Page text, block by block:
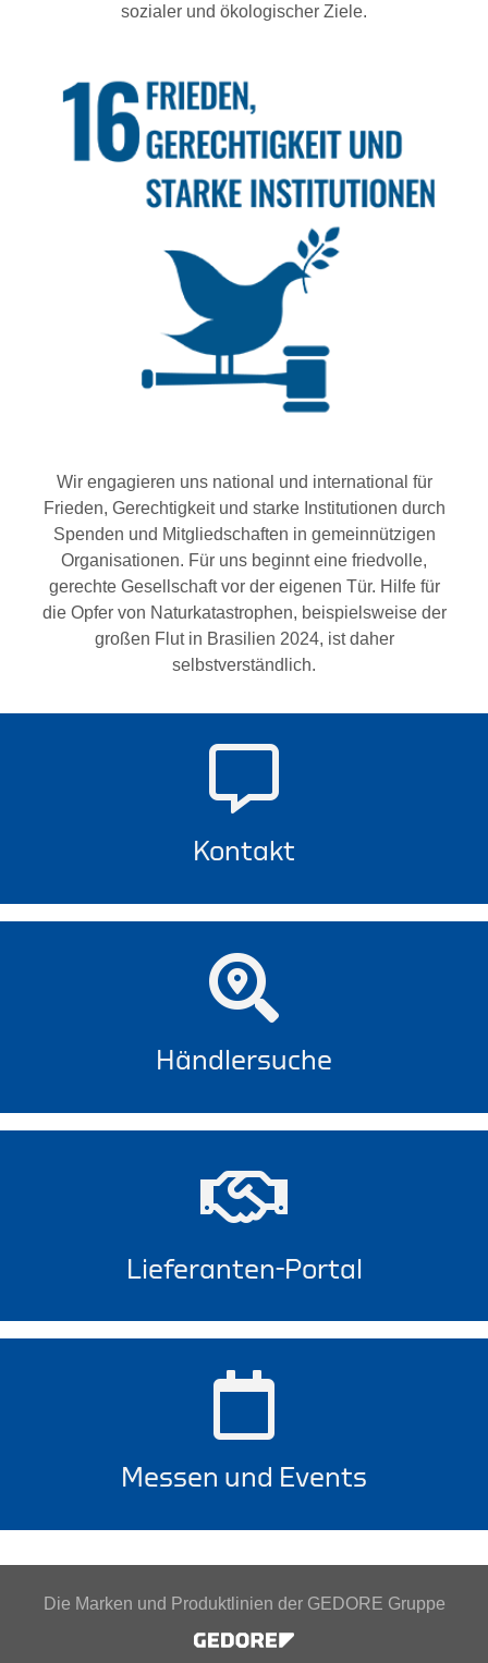
sozialer und ökologischer Ziele.
Wir engagieren uns national und international für
Frieden, Gerechtigkeit und starke Institutionen durch
Spenden und Mitgliedschaften in gemeinnützigen
Organisationen. Für uns beginnt eine friedvolle,
gerechte Gesellschaft vor der eigenen Tür. Hilfe für
die Opfer von Naturkatastrophen, beispielsweise der
großen Flut in Brasilien 2024, ist daher
selbstverständlich.
Kontakt
Händlersuche
Lieferanten-Portal
Messen und Events
Die Marken und Produktlinien der GEDORE Gruppe